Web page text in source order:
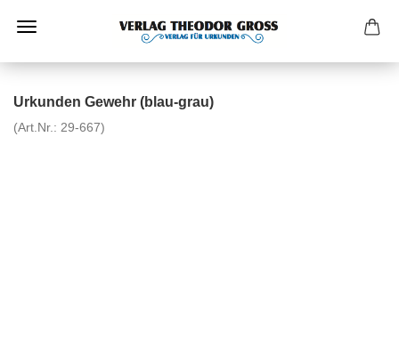
Urkunden Gewehr (blau-grau)
(Art.Nr.: 29-667)